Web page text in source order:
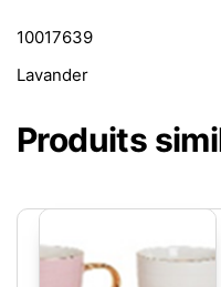
10017639
Lavander
Produits